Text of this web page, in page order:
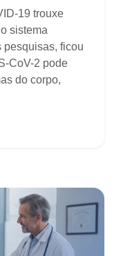
19 trouxe
sistema
pesquisas, ficou
CoV-2 pode
do corpo,